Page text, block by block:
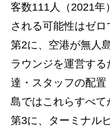
客数111人（2021年
される可能性はゼロ
第2に、空港が無人
ラウンジを運営す
達・スタッフの配置
島ではこれらすべて
第3に、ターミナル